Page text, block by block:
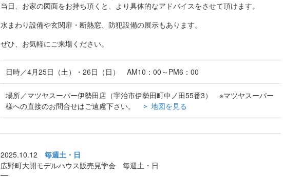
当日、お家の図面をお持ち頂くと、より具体的なアドバイスをさせて頂けます。
水まわり設備や玄関扉・断熱窓、防犯設備の展示もあります。
ぜひ、お気軽にご来場ください。
日時／4月25日（土）・26日（日） AM10：00～PM6：00
場所／マツヤスーパー伊勢田店（宇治市伊勢田町中ノ田55番3） ※マツヤスーパー
様への直接のお問合せはご遠慮下さい。
地図を見る
2025.10.12
毎週土・日
広野町大開モデルハウス販売見学会 毎週土・日